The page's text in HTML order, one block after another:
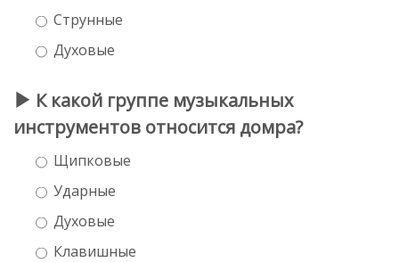
Струнные
Духовые
К какой группе музыкальных
инструментов относится домра?
Щипковые
Ударные
Духовые
Клавишные